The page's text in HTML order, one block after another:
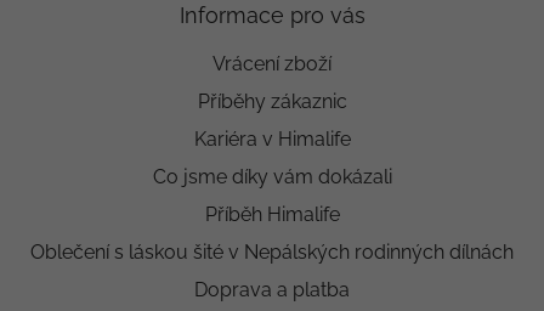
Informace pro vás
Vrácení zboží
Příběhy zákaznic
Kariéra v Himalife
Co jsme díky vám dokázali
Příběh Himalife
Oblečení s láskou šité v Nepálských rodinných dílnách
Doprava a platba